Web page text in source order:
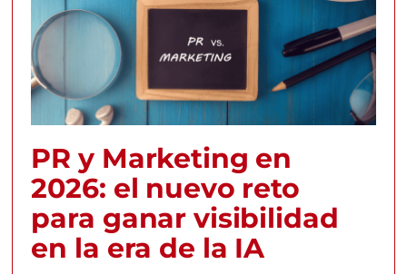
PR y Marketing en
2026: el nuevo reto
para ganar visibilidad
en la era de la IA